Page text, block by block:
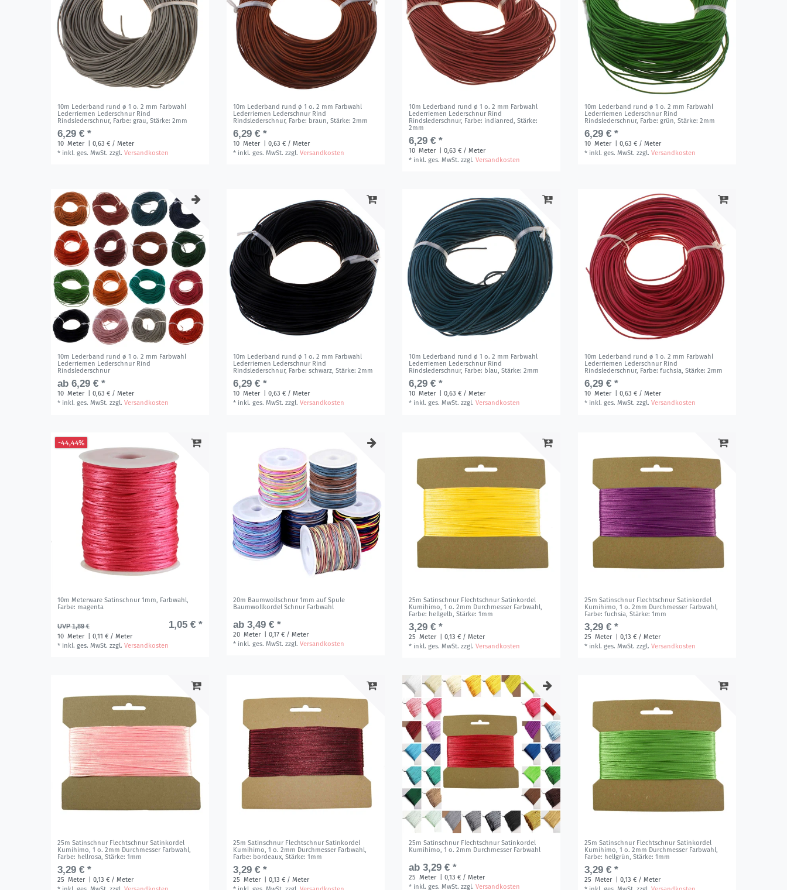
10m Lederband rund ø 1 o. 2 mm Farbwahl
Lederriemen Lederschnur Rind
Rindslederschnur, Farbe: grau, Stärke: 2mm
6,29 € *
10 Meter
| 0,63 € / Meter
* inkl. ges. MwSt. zzgl.Versandkosten
10m Lederband rund ø 1 o. 2 mm Farbwahl
Lederriemen Lederschnur Rind
Rindslederschnur, Farbe: braun, Stärke: 2mm
6,29 € *
10 Meter
| 0,63 € / Meter
* inkl. ges. MwSt. zzgl.Versandkosten
10m Lederband rund ø 1 o. 2 mm Farbwahl
Lederriemen Lederschnur Rind
Rindslederschnur, Farbe: indianred, Stärke:
2mm
6,29 € *
10 Meter
| 0,63 € / Meter
* inkl. ges. MwSt. zzgl.Versandkosten
10m Lederband rund ø 1 o. 2 mm Farbwahl
Lederriemen Lederschnur Rind
Rindslederschnur, Farbe: grün, Stärke: 2mm
6,29 € *
10 Meter
| 0,63 € / Meter
* inkl. ges. MwSt. zzgl.Versandkosten
10m Lederband rund ø 1 o. 2 mm Farbwahl
Lederriemen Lederschnur Rind
Rindslederschnur
ab 6,29 € *
10 Meter
| 0,63 € / Meter
* inkl. ges. MwSt. zzgl.Versandkosten
10m Lederband rund ø 1 o. 2 mm Farbwahl
Lederriemen Lederschnur Rind
Rindslederschnur, Farbe: schwarz, Stärke: 2mm
6,29 € *
10 Meter
| 0,63 € / Meter
* inkl. ges. MwSt. zzgl.Versandkosten
10m Lederband rund ø 1 o. 2 mm Farbwahl
Lederriemen Lederschnur Rind
Rindslederschnur, Farbe: blau, Stärke: 2mm
6,29 € *
10 Meter
| 0,63 € / Meter
* inkl. ges. MwSt. zzgl.Versandkosten
10m Lederband rund ø 1 o. 2 mm Farbwahl
Lederriemen Lederschnur Rind
Rindslederschnur, Farbe: fuchsia, Stärke: 2mm
6,29 € *
10 Meter
| 0,63 € / Meter
* inkl. ges. MwSt. zzgl.Versandkosten
-44,44%
10m Meterware Satinschnur 1mm, Farbwahl,
Farbe: magenta
UVP 1,89 € 1,05 € *
10 Meter
| 0,11 € / Meter
* inkl. ges. MwSt. zzgl.Versandkosten
20m Baumwollschnur 1mm auf Spule
Baumwollkordel Schnur Farbwahl
ab 3,49 € *
20 Meter
| 0,17 € / Meter
* inkl. ges. MwSt. zzgl.Versandkosten
25m Satinschnur Flechtschnur Satinkordel
Kumihimo, 1 o. 2mm Durchmesser Farbwahl,
Farbe: hellgelb, Stärke: 1mm
3,29 € *
25 Meter
| 0,13 € / Meter
* inkl. ges. MwSt. zzgl.Versandkosten
25m Satinschnur Flechtschnur Satinkordel
Kumihimo, 1 o. 2mm Durchmesser Farbwahl,
Farbe: fuchsia, Stärke: 1mm
3,29 € *
25 Meter
| 0,13 € / Meter
* inkl. ges. MwSt. zzgl.Versandkosten
25m Satinschnur Flechtschnur Satinkordel
Kumihimo, 1 o. 2mm Durchmesser Farbwahl,
Farbe: hellrosa, Stärke: 1mm
3,29 € *
25 Meter
| 0,13 € / Meter
25m Satinschnur Flechtschnur Satinkordel
Kumihimo, 1 o. 2mm Durchmesser Farbwahl,
Farbe: bordeaux, Stärke: 1mm
3,29 € *
25 Meter
| 0,13 € / Meter
25m Satinschnur Flechtschnur Satinkordel
Kumihimo, 1 o. 2mm Durchmesser Farbwahl
ab 3,29 € *
25 Meter
| 0,13 € / Meter
* inkl. ges. MwSt. zzgl.Versandkosten
25m Satinschnur Flechtschnur Satinkordel
Kumihimo, 1 o. 2mm Durchmesser Farbwahl,
Farbe: hellgrün, Stärke: 1mm
3,29 € *
25 Meter
| 0,13 € / Meter